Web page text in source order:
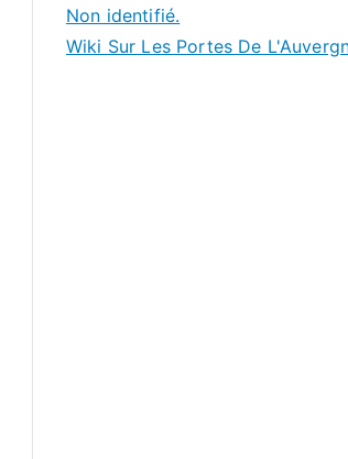
Non identifié.
Wiki Sur Les Portes De